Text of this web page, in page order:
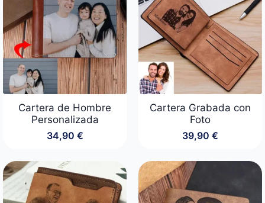
Cartera de Hombre
Personalizada
34,90 €
Cartera Grabada con
Foto
39,90 €